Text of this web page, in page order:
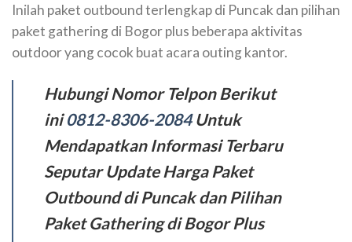
Inilah paket outbound terlengkap di Puncak dan pilihan
paket gathering di Bogor plus beberapa aktivitas
outdoor yang cocok buat acara outing kantor.
Hubungi Nomor Telpon Berikut
ini0812-8306-2084Untuk
Mendapatkan Informasi Terbaru
Seputar Update Harga Paket
Outbound di Puncak dan Pilihan
Paket Gathering di Bogor Plus